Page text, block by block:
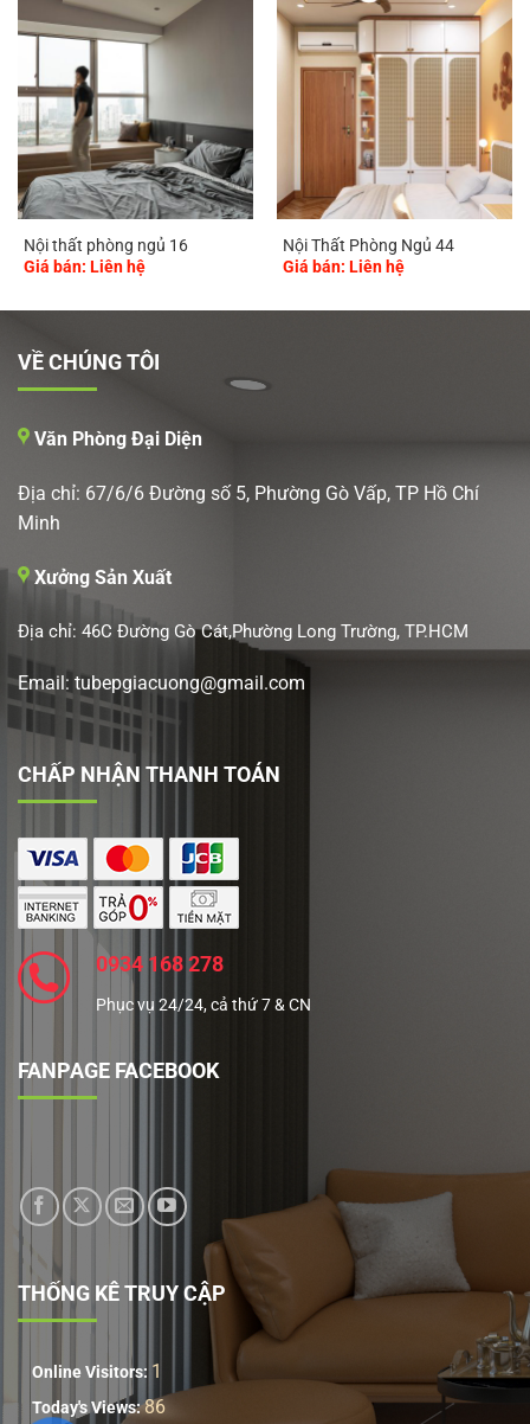
Nội thất phòng ngủ 16
Giá bán: Liên hệ
Nội Thất Phòng Ngủ 44
Giá bán: Liên hệ
VỀ CHÚNG TÔI
Văn Phòng Đại Diện
Địa chỉ: 67/6/6 Đường số 5, Phường Gò Vấp, TP Hồ Chí
Minh
Xưởng Sản Xuất
Địa chỉ: 46C Đường Gò Cát,Phường Long Trường, TP.HCM
Email: tubepgiacuong@gmail.com
CHẤP NHẬN THANH TOÁN
0934 168 278
Phục vụ 24/24, cả thứ 7 & CN
FANPAGE FACEBOOK
THỐNG KÊ TRUY CẬP
Online Visitors: 1
Today's Views:86